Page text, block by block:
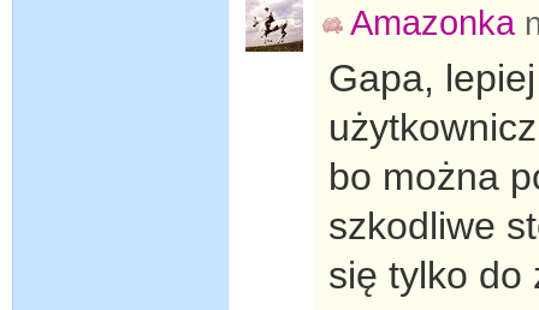
Amazonka
Gapa,
bo można
szkodliwe
się tylko do